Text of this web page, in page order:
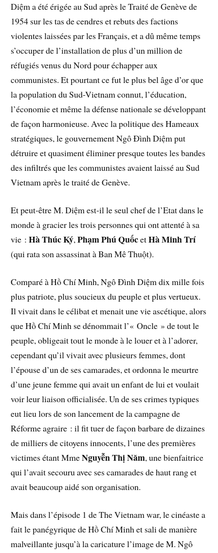
Diệm a été érigée au Sud après le Traité de Genève de
1954 sur les tas de cendres et rebuts des factions
violentes laissées par les Français, et a dû même temps
s’occuper de l’installation de plus d’un million de
réfugiés venus du Nord pour échapper aux
communistes. Et pourtant ce fut le plus bel âge d’or que
la population du Sud-Vietnam connut, l’éducation,
l’économie et même la défense nationale se développant
de façon harmonieuse. Avec la politique des Hameaux
stratégiques, le gouvernement Ngô Đình Diệm put
détruire et quasiment éliminer presque toutes les bandes
des infiltrés que les communistes avaient laissé au Sud
Vietnam après le traité de Genève.
Et peut-être M. Diệm est-il le seul chef de l’Etat dans le
monde à gracier les trois personnes qui ont attenté à sa
vie :Hà Thúc Ký,Phạm Phú QuốcetHà Minh Trí
(qui rata son assassinat à Ban Mê Thuột).
Comparé à Hồ Chí Minh, Ngô Đình Diệm dix mille fois
plus patriote, plus soucieux du peuple et plus vertueux.
Il vivait dans le célibat et menait une vie ascétique, alors
que Hồ Chí Minh se dénommait l’« Oncle » de tout le
peuple, obligeait tout le monde à le louer et à l’adorer,
cependant qu’il vivait avec plusieurs femmes, dont
l’épouse d’un de ses camarades, et ordonna le meurtre
d’une jeune femme qui avait un enfant de lui et voulait
voir leur liaison officialisée. Un de ses crimes typiques
eut lieu lors de son lancement de la campagne de
Réforme agraire : il fit tuer de façon barbare de dizaines
de milliers de citoyens innocents, l’une des premières
victimes étant MmeNguyễn Thị Năm, une bienfaitrice
qui l’avait secouru avec ses camarades de haut rang et
avait beaucoup aidé son organisation.
Mais dans l’épisode 1 de The Vietnam war, le cinéaste a
fait le panégyrique de Hồ Chí Minh et sali de manière
malveillante jusqu’à la caricature l’image de M. Ngô